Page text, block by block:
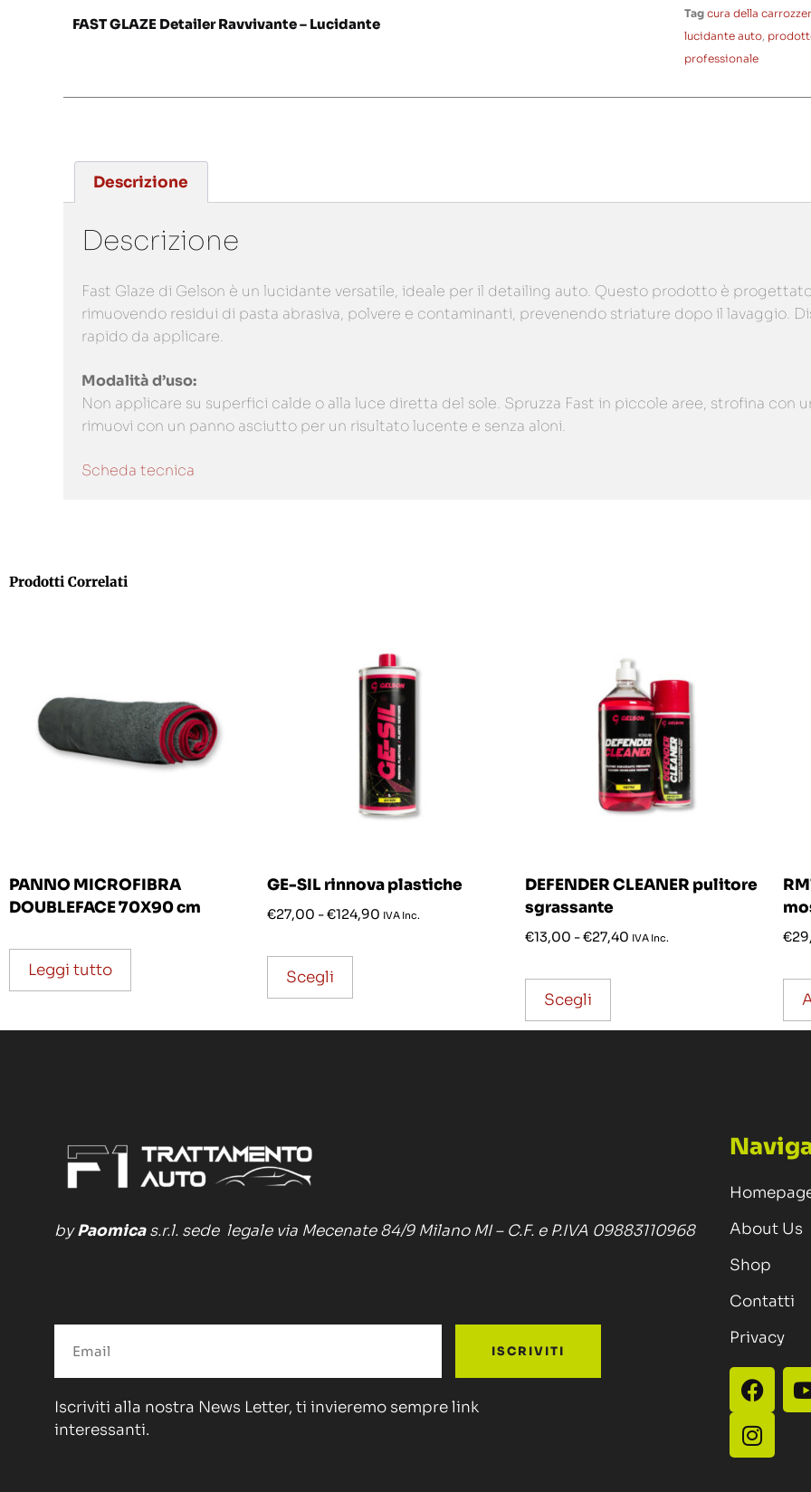
FAST GLAZE Detailer Ravvivante – Lucidante
Tag cura della
lucidante auto,
professionale
Descrizione
Descrizione
Fast Glaze di Gelson è un lucidante versatile, ideale per il detailing auto. Questo prodotto è
rimuovendo residui di pasta abrasiva, polvere e contaminanti, prevenendo striature dopo il lavaggio.
rapido da applicare.
Modalità d’uso:
Non applicare su superfici calde o alla luce diretta del sole. Spruzza Fast in piccole aree, strofina con
rimuovi con un panno asciutto per un risultato lucente e senza aloni.
Scheda tecnica
Prodotti Correlati
PANNO MICROFIBRA
DOUBLEFACE 70X90 cm
Leggi tutto
GE-SIL rinnova plastiche
€27,00 -€124,90 IVA Inc.
Scegli
DEFENDER CLEANER pulitore
sgrassante
€13,00 -€27,40 IVA Inc.
Scegli
€
byPaomicas.r.l. sede legale via Mecenate 84/9 Milano MI – C.F. e P.IVA 09883110968
ISCRIVITI
Iscriviti alla nostra News Letter, ti invieremo sempre link
interessanti.
About Us
Shop
Contatti
Privacy